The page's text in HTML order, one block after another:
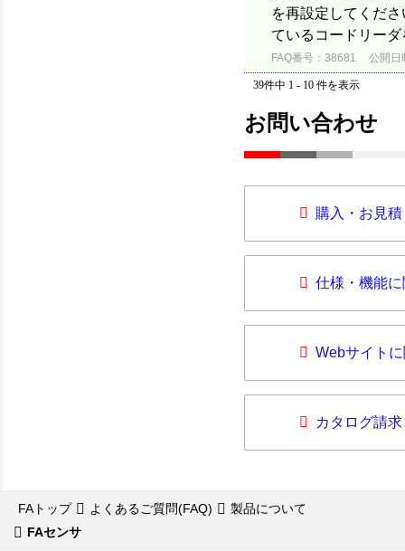
を再設定してくだ
ているコードリー
FAQ番号：38681 公開日
39件中 1 - 10 件を表示
お問い合わせ
購入・お見
仕様・機能
Webサイト
カタログ請求
FAトップ よくあるご質問(FAQ)
製品について
FAセンサ